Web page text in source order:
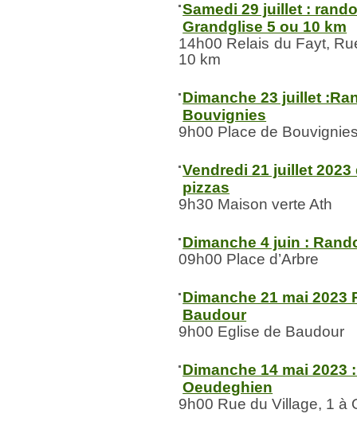
Samedi 29 juillet :
Grandglise 5 ou 10 km
14h00 Relais du Fayt,
10 km
Dimanche 23 juillet
Bouvignies
9h00 Place de
Vendredi 21 juillet
pizzas
9h30 Maison verte Ath
Dimanche 4 juin :
09h00 Place d’Arbre
Dimanche 21 mai 2023
Baudour
9h00 Eglise de Baudour
Dimanche 14 mai 2023
Oeudeghien
9h00 Rue du Village, 1 à